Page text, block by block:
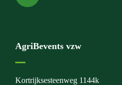
AgriBevents vzw
Kortrijksesteenweg 1144k